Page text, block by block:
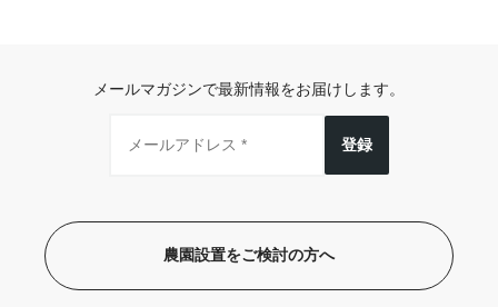
メールマガジンで最新情報をお届けします。
登録
農園設置をご検討の方へ